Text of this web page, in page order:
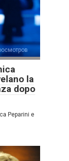
la
dopo
Peparini e